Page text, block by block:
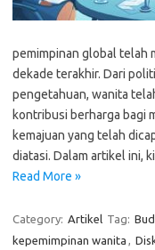
pemimpinan global telah
dekade terakhir. Dari
pengetahuan, wanita
kontribusi berharga bagi
kemajuan yang telah
diatasi. Dalam artikel ini,
Read More »
Category: Artikel Tag:
kepemimpinan wanita ,